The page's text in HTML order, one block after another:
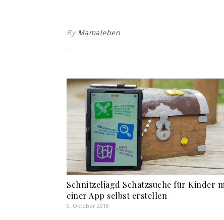
By Mamaleben
Schnitzeljagd Schatzsuche für Kinder
einer App selbst erstellen
9. Oktober 2018